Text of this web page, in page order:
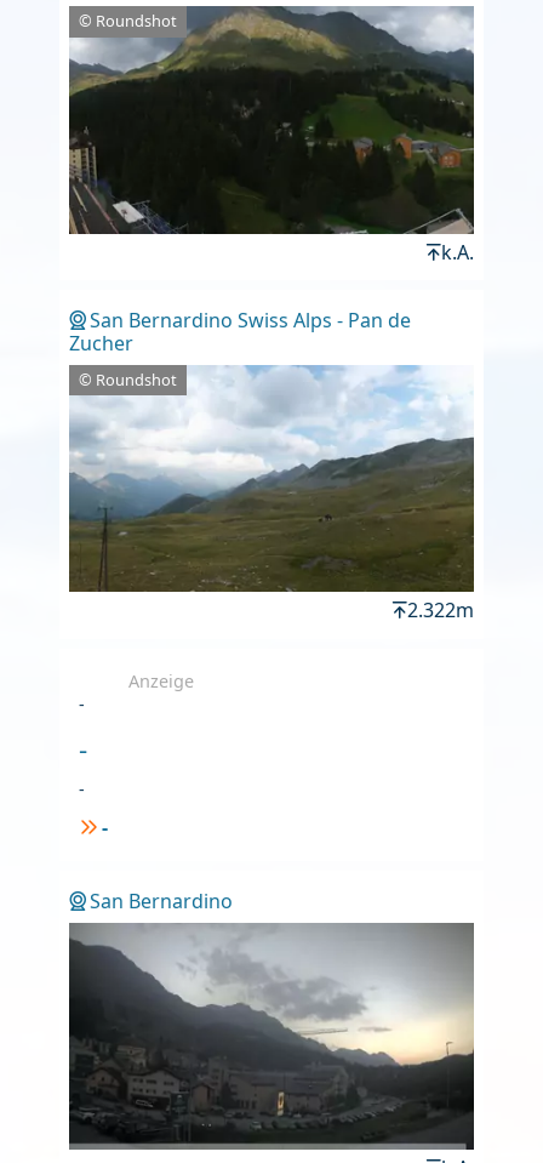
© Roundshot
k.A.
San Bernardino Swiss Alps - Pan de
Zucher
© Roundshot
2.322m
Anzeige
-
-
-
-
San Bernardino